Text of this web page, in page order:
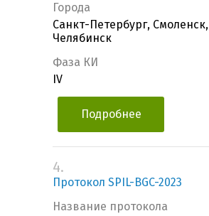
Города
Санкт-Петербург, Смоленск,
Челябинск
Фаза КИ
IV
Подробнее
4.
Протокол SPIL-BGC-2023
Название протокола